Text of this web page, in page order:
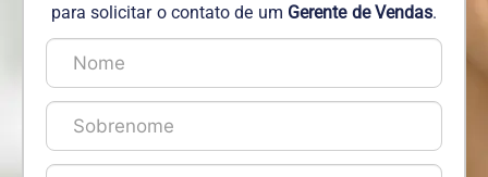
para solicitar o contato de um Gerente de Vendas.